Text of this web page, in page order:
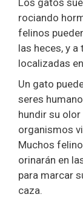
Los gatos
rociando
felinos
las heces, y
localizadas
Un gato
seres
hundir su
organismos
Muchos
orinarán en
para marcar
caza.